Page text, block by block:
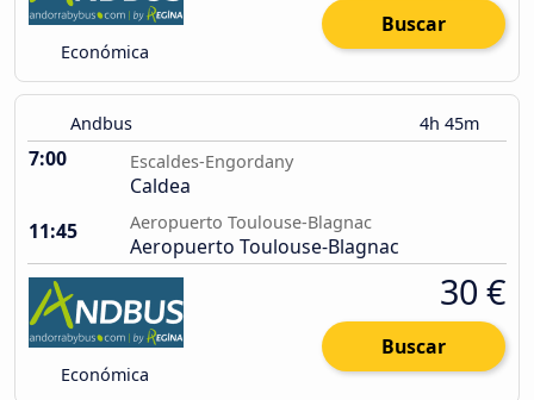
Económica
Buscar
Andbus 4h 45m
7:00 Escaldes-Engordany
Caldea
11:45
Aeropuerto Toulouse-Blagnac
Aeropuerto Toulouse-Blagnac
Económica
30 €
Buscar